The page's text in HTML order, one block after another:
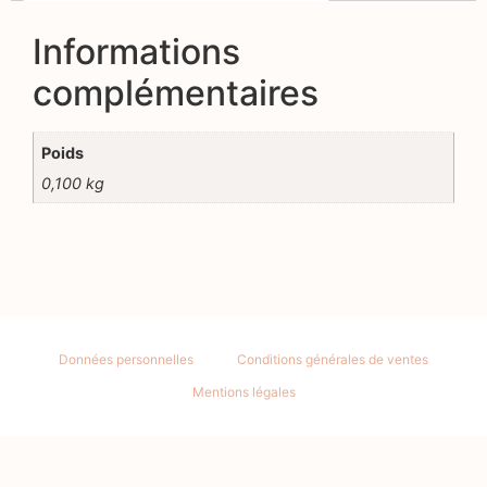
Informations
complémentaires
Poids
0,100 kg
Données personnelles
Conditions générales de ventes
Mentions légales